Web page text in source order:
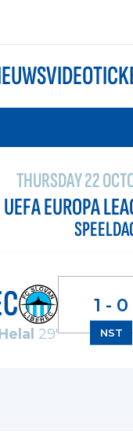
VIDEO
THURSDAY 22
UEFA EUROPA
29'
1 - 0
NST